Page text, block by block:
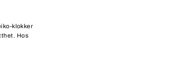
klokker
Hos